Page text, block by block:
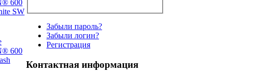
Забыли пароль?
Забыли логин?
Регистрация
Контактная информация